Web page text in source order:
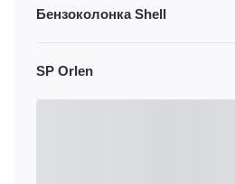
Бензоколонка Shell
SP Orlen